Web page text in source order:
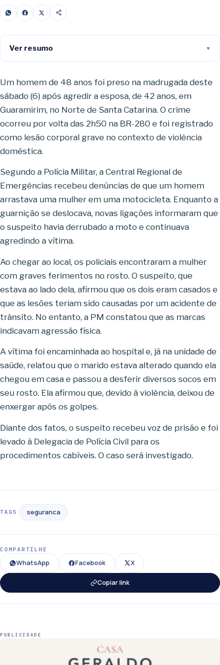
Ver resumo
Um homem de 48 anos foi preso na madrugada deste
sábado (6) após agredir a esposa, de 42 anos, em
Guaramirim, no Norte de Santa Catarina. O crime
ocorreu por volta das 2h50 na BR-280 e foi registrado
como lesão corporal grave no contexto de violência
doméstica.
Segundo a Polícia Militar, a Central Regional de
Emergências recebeu denúncias de que um homem
arrastava uma mulher em uma motocicleta. Enquanto a
guarnição se deslocava, novas ligações informaram que
o suspeito havia derrubado a moto e continuava
agredindo a vítima.
Ao chegar ao local, os policiais encontraram a mulher
com graves ferimentos no rosto. O suspeito, que
estava ao lado dela, afirmou que os dois eram casados e
que as lesões teriam sido causadas por um acidente de
trânsito. No entanto, a PM constatou que as marcas
indicavam agressão física.
A vítima foi encaminhada ao hospital e, já na unidade de
saúde, relatou que o marido estava alterado quando ela
chegou em casa e passou a desferir diversos socos em
seu rosto. Ela afirmou que, devido à violência, deixou de
enxergar após os golpes.
Diante dos fatos, o suspeito recebeu voz de prisão e foi
levado à Delegacia de Polícia Civil para os
procedimentos cabíveis. O caso será investigado.
TAGS seguranca
COMPARTILHE
WhatsApp Facebook X
Copiar link
PUBLICIDADE